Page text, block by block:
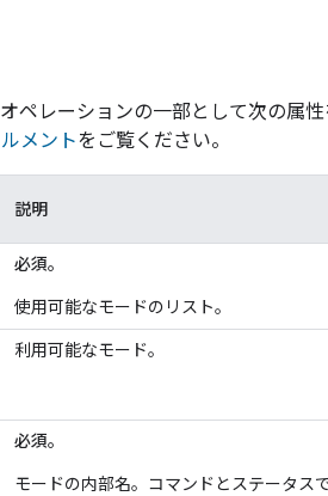
オペレーションの一部として次の属性
メントをご覧ください。
説明
必須。
使用可能なモードのリスト。
利用可能なモード。
必須。
モードの内部名。コマンドとステータス